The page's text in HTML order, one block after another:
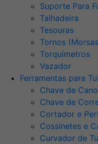
Suporte Para
Talhadeira
Tesouras
Tornos
Torquímetros
Vazador
Ferramentas para
Chave de Cano
Chave de
Cortador e
Cossinetes e
Curvador de